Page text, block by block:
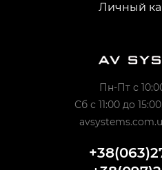
Личный
Пн-Пт с
Сб с 11:00 до